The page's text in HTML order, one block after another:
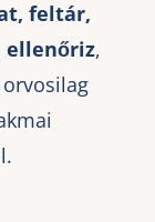
feltár,
ellenőriz,